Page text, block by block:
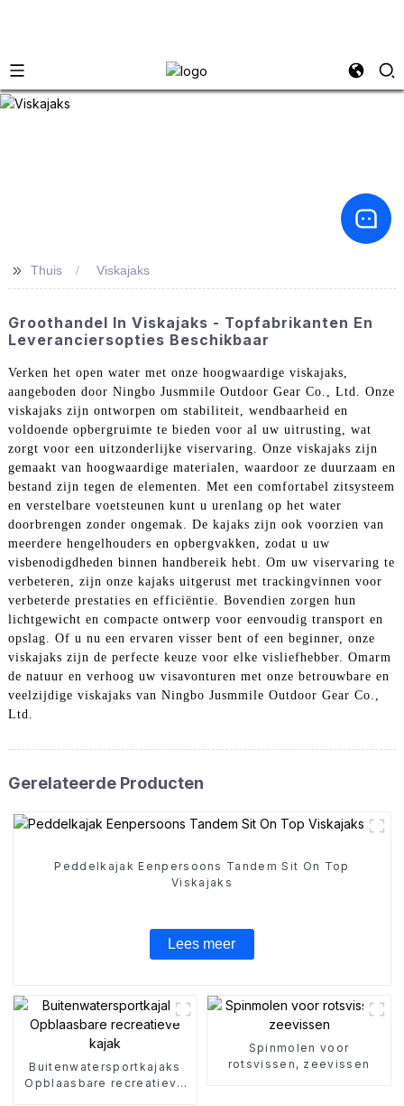
>> Thuis Viskajaks
Groothandel In Viskajaks - Topfabrikanten En
Leveranciersopties Beschikbaar
Verken het open water met onze hoogwaardige viskajaks,
aangeboden door Ningbo Jusmmile Outdoor Gear Co., Ltd. Onze
viskajaks zijn ontworpen om stabiliteit, wendbaarheid en
voldoende opbergruimte te bieden voor al uw uitrusting, wat
zorgt voor een uitzonderlijke viservaring. Onze viskajaks zijn
gemaakt van hoogwaardige materialen, waardoor ze duurzaam en
bestand zijn tegen de elementen. Met een comfortabel zitsysteem
en verstelbare voetsteunen kunt u urenlang op het water
doorbrengen zonder ongemak. De kajaks zijn ook voorzien van
meerdere hengelhouders en opbergvakken, zodat u uw
visbenodigdheden binnen handbereik hebt. Om uw viservaring te
verbeteren, zijn onze kajaks uitgerust met trackingvinnen voor
verbeterde prestaties en efficiëntie. Bovendien zorgen hun
lichtgewicht en compacte ontwerp voor eenvoudig transport en
opslag. Of u nu een ervaren visser bent of een beginner, onze
viskajaks zijn de perfecte keuze voor elke visliefhebber. Omarm
de natuur en verhoog uw visavonturen met onze betrouwbare en
veelzijdige viskajaks van Ningbo Jusmmile Outdoor Gear Co.,
Ltd.
Gerelateerde Producten
Peddelkajak Eenpersoons Tandem Sit On Top
Viskajaks
Lees meer
Buitenwatersportkajaks
Opblaasbare recreatieve
Spinmolen voor
rotsvissen, zeevissen